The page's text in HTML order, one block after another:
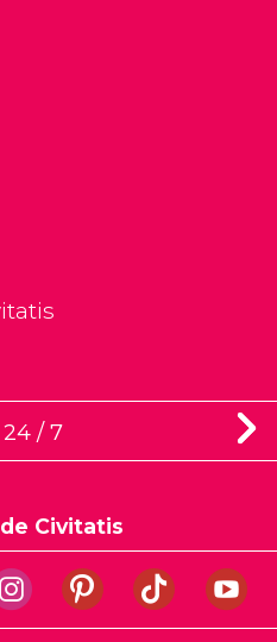
/ 7
Civitatis